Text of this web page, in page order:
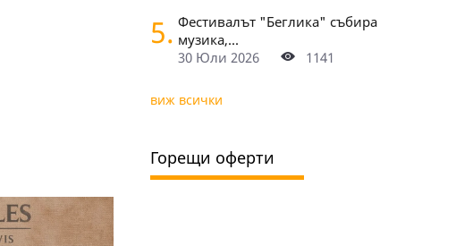
5. Фестивалът "Беглика" събира
музика,...
30 Юли 2026
1141
виж всички
Горещи оферти